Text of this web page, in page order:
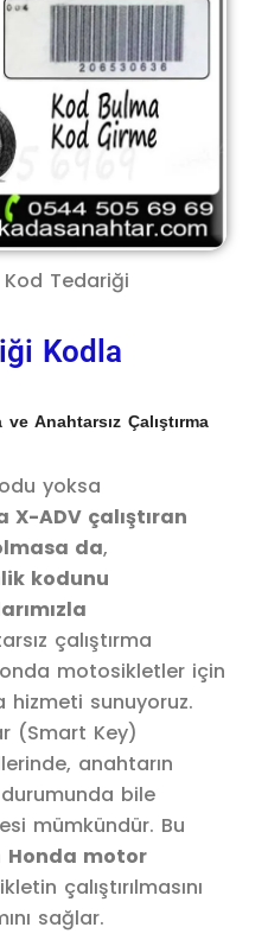
Tedariği
Kodla
Anahtarsız Çalıştırma
yoksa
X-ADV çalıştıran
da,
kodunu
çalıştırma
motosikletler için
sunuyoruz.
(Smart Key)
anahtarın
bile
mümkündür. Bu
Honda motor
çalıştırılmasını
sağlar.